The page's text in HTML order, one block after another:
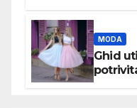
MODA
Ghid